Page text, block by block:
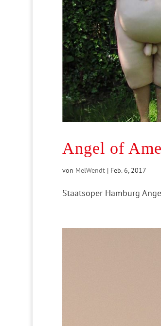
Angel of
von MelWendt| Feb. 6, 2017
Staatsoper Hamburg